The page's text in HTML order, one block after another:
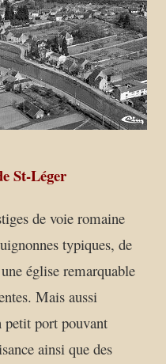
St-Léger
de voie romaine
typiques, de
église remarquable
Mais aussi
petit port pouvant
ainsi que des